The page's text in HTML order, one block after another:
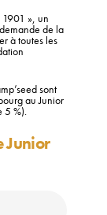
1901 », un
de la
à toutes les
sont
au Junior
5 %).
Junior